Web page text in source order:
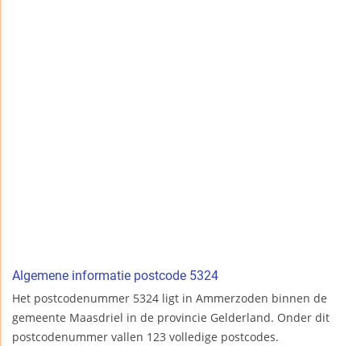
Algemene informatie postcode 5324
Het postcodenummer 5324 ligt in Ammerzoden binnen de
gemeente Maasdriel in de provincie Gelderland. Onder dit
postcodenummer vallen 123 volledige postcodes.